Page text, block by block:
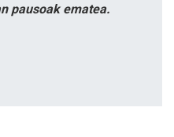
pausoak ematea.